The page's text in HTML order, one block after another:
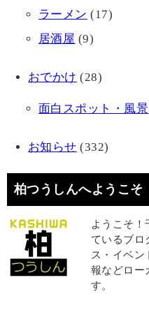
ラーメン (17)
居酒屋 (9)
おでかけ (28)
面白スポット・風景
お知らせ (332)
柏つうしんへようこそ
ようこそ！
ているブロ
ス・イベン
報などロー
す。